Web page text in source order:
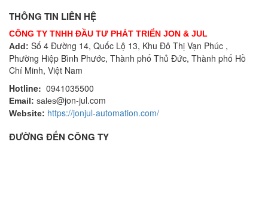
THÔNG TIN LIÊN HỆ
CÔNG TY TNHH ĐẦU TƯ PHÁT TRIỂN JON & JUL
Add: Số 4 Đường 14, Quốc Lộ 13, Khu Đô Thị Vạn Phúc ,
Phường Hiệp Bình Phước, Thành phố Thủ Đức, Thành phố Hồ
Chí Minh, Việt Nam
Hotline: 0941035500
Email: sales@jon-jul.com
Website: https://jonjul-automation.com/
ĐƯỜNG ĐẾN CÔNG TY